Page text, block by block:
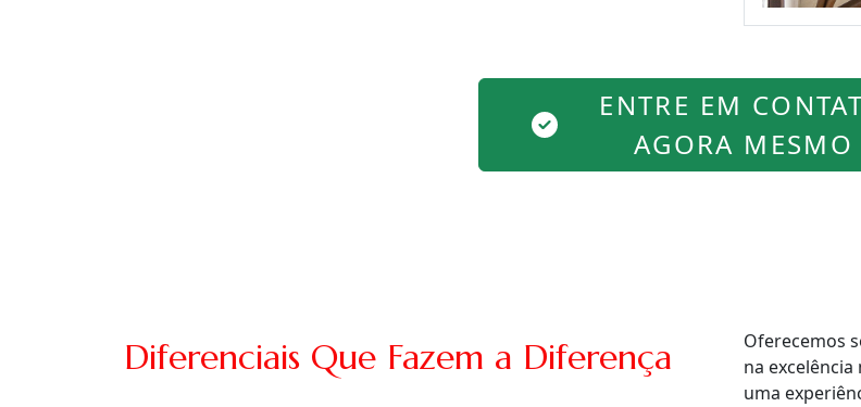
ENTRE EM
AGORA MESMO
Diferenciais Que Fazem a Diferença
Oferecemos
na
uma